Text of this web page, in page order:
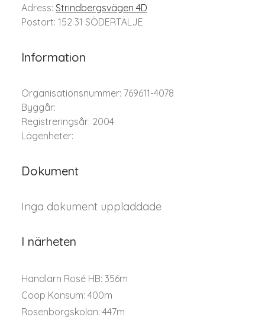
Adress: Strindbergsvägen 4D
Postort: 152 31 SÖDERTÄLJE
Information
Organisationsnummer: 769611-4078
Byggår:
Registreringsår: 2004
Lägenheter:
Dokument
Inga dokument uppladdade
I närheten
Handlarn Rosé HB: 356m
Coop Konsum: 400m
Rosenborgskolan: 447m